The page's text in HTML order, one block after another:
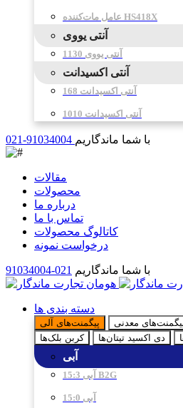
عامل مات‌کننده HS418X
آنتی یووی
آنتی یووی 1130
آنتی اکسیدانت
آنتی اکسیدانت 168
آنتی اکسیدانت 1010
021-91034004 با شما ماندگاریم
مقالات
محصولات
درباره ما
تماس با ما
کاتالوگ محصولات
درخواست نمونه
با شما ماندگاریم 021-91034004
دسته بندی ها
پیگمنت‌های آلی معدنی
کربن بلک‌ها
دی اکسید تیتان‌ها
آبی
آبی 15:3 B2G
آبی 15:0